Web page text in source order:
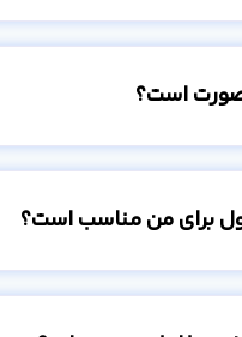
است؟
برای من مناسب است؟